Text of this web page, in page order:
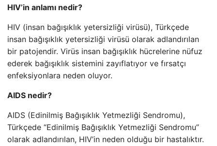
HIV’in anlamı nedir?
HIV (insan bağışıklık yetersizliği virüsü), Türkçede
insan bağışıklık yetersizliği virüsü olarak adlandırılan
bir patojendir. Virüs insan bağışıklık hücrelerine nüfuz
ederek bağışıklık sistemini zayıflatıyor ve fırsatçı
enfeksiyonlara neden oluyor.
AIDS nedir?
AIDS (Edinilmiş Bağışıklık Yetmezliği Sendromu),
Türkçede “Edinilmiş Bağışıklık Yetmezliği Sendromu”
olarak adlandırılan, HIV’in neden olduğu bir hastalıktır.